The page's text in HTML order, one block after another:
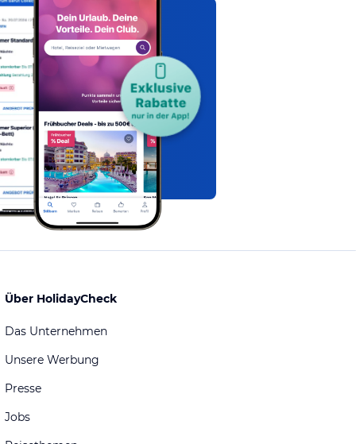
Über HolidayCheck
Das Unternehmen
Unsere Werbung
Presse
Jobs